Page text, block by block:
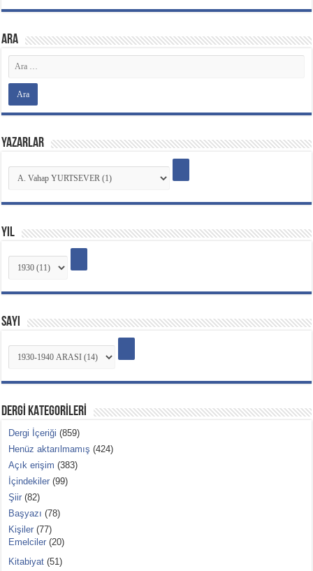
ARA
YAZARLAR
YIL
SAYI
DERGİ KATEGORİLERİ
Dergi İçeriği (859)
Henüz aktarılmamış (424)
Açık erişim (383)
İçindekiler (99)
Şiir (82)
Başyazı (78)
Kişiler (77)
Emelciler (20)
Kitabiyat (51)